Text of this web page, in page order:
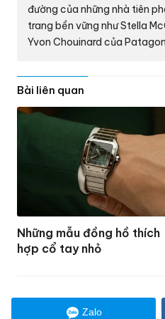
đường của những nhà tiên
trang bền vững như Stella
Yvon Chouinard của
Bài liên quan
Những mẫu đồng hồ thích
hợp cổ tay nhỏ
Zalo